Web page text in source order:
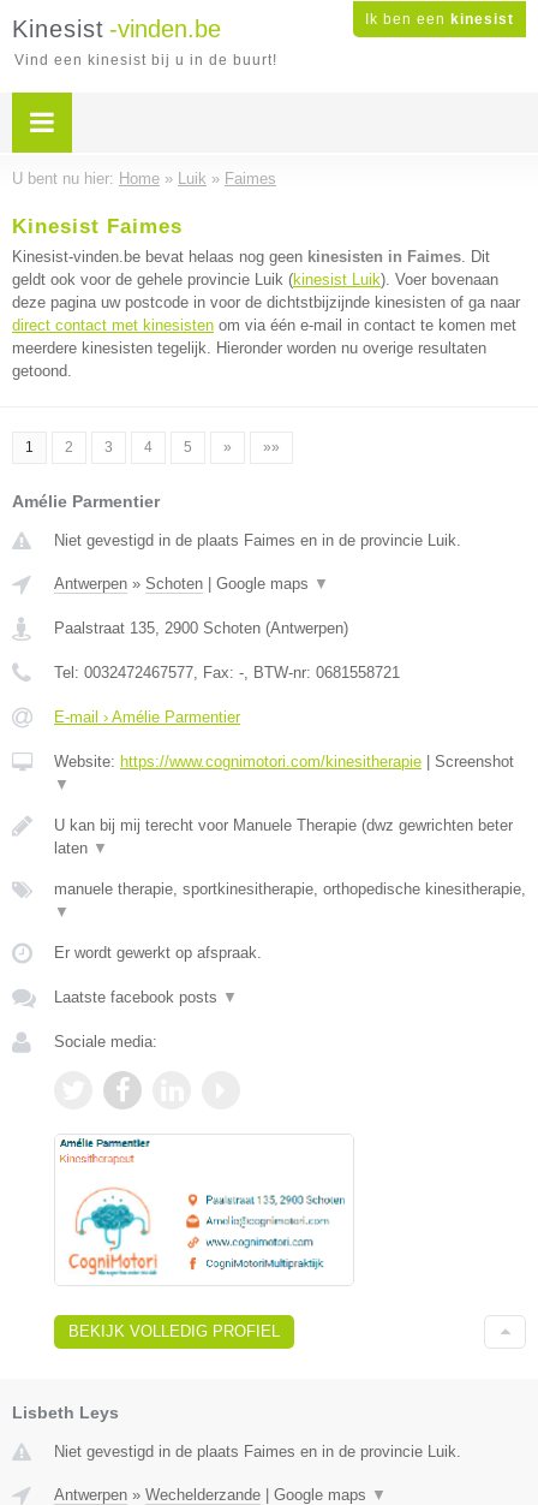
Ik ben een kinesist
Kinesist -vinden.be
Vind een kinesist bij u in de buurt!
U bent nu hier: Home » Luik » Faimes
Kinesist Faimes
Kinesist-vinden.be bevat helaas nog geen kinesisten in Faimes. Dit
geldt ook voor de gehele provincie Luik (kinesist Luik). Voer bovenaan
deze pagina uw postcode in voor de dichtstbijzijnde kinesisten of ga naar
direct contact met kinesisten om via één e-mail in contact te komen met
meerdere kinesisten tegelijk. Hieronder worden nu overige resultaten
getoond.
1 2 3 4 5 » »»
Amélie Parmentier
Niet gevestigd in de plaats Faimes en in de provincie Luik.
Antwerpen » Schoten Google maps ▼
Paalstraat 135, 2900 Schoten (Antwerpen)
Tel: 0032472467577, Fax: -, BTW-nr: 0681558721
E-mail › Amélie Parmentier
Website: https://www.cognimotori.com/kinesitherapie
Screenshot
▼
U kan bij mij terecht voor Manuele Therapie (dwz gewrichten beter
laten ▼
manuele therapie, sportkinesitherapie, orthopedische kinesitherapie,
▼
Er wordt gewerkt op afspraak.
Laatste facebook posts ▼
Sociale media:
BEKIJK VOLLEDIG PROFIEL
Lisbeth Leys
Niet gevestigd in de plaats Faimes en in de provincie Luik.
Antwerpen » Wechelderzande Google maps ▼